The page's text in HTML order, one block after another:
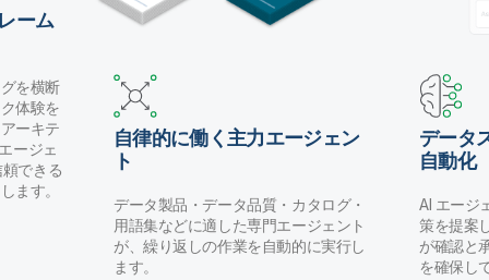
ーム
を横断
体験を
ーキテ
ージェ
できる
ます。
自律的に働く主力エージェン
ト
データ製品・データ品質・カタログ・
用語集などに適した専門エージェント
が、繰り返しの作業を自動的に実行し
ます。
データ
自動化
AI エージ
策を提案
が確認と
を確保し